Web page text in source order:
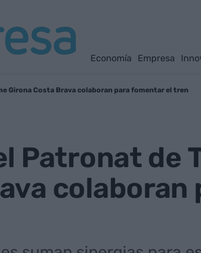
Economía Empresa
Girona Costa Brava colaboran para fomentar el tren
Patronat de